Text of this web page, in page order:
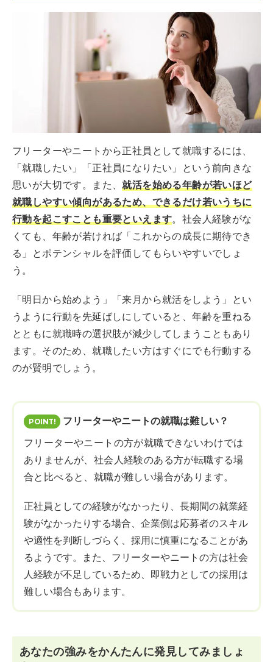
フリーターやニートから正社員として就職するには、
「就職したい」「正社員になりたい」という前向きな
思いが大切です。また、就活を始める年齢が若いほど
就職しやすい傾向があるため、できるだけ若いうちに
行動を起こすことも重要といえます。社会人経験がな
くても、年齢が若ければ「これからの成長に期待でき
る」とポテンシャルを評価してもらいやすいでしょ
う。
「明日から始めよう」「来月から就活をしよう」とい
うように行動を先延ばしにしていると、年齢を重ねる
とともに就職時の選択肢が減少してしまうこともあり
ます。そのため、就職したい方はすぐにでも行動する
のが賢明でしょう。
フリーターやニートの就職は難しい？
フリーターやニートの方が就職できないわけでは
ありませんが、社会人経験のある方が転職する場
合と比べると、就職が難しい場合があります。
正社員としての経験がなかったり、長期間の就業経
験がなかったりする場合、企業側は応募者のスキル
や適性を判断しづらく、採用に慎重になることがあ
るようです。また、フリーターやニートの方は社会
人経験が不足しているため、即戦力としての採用は
難しい場合もあります。
あなたの強みをかんたんに発見してみましょ